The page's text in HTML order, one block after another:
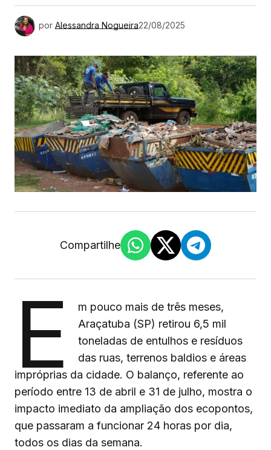
por Alessandra Nogueira22/08/2025
Compartilhe
E
m pouco mais de três meses,
Araçatuba (SP) retirou 6,5 mil
toneladas de entulhos e resíduos
das ruas, terrenos baldios e áreas
impróprias da cidade. O balanço, referente ao
período entre 13 de abril e 31 de julho, mostra o
impacto imediato da ampliação dos ecopontos,
que passaram a funcionar 24 horas por dia,
todos os dias da semana.